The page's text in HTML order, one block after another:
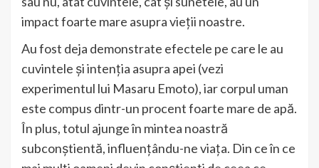
impact foarte mare asupra vieții noastre.
Au fost deja demonstrate efectele pe care le au
cuvintele și intenția asupra apei (vezi
experimentul lui Masaru Emoto), iar corpul uman
este compus dintr-un procent foarte mare de apă.
În plus, totul ajunge în mintea noastră
subconștientă, influențându-ne viața. Din ce în ce